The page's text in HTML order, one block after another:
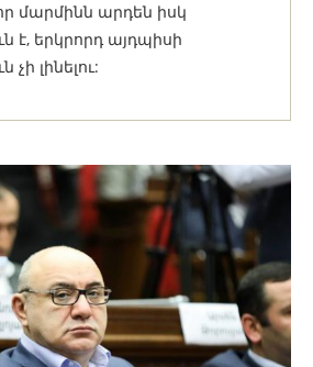
մարմինն արդեն իսկ
է, երկրորդ այդպիսի
չի լինելու: